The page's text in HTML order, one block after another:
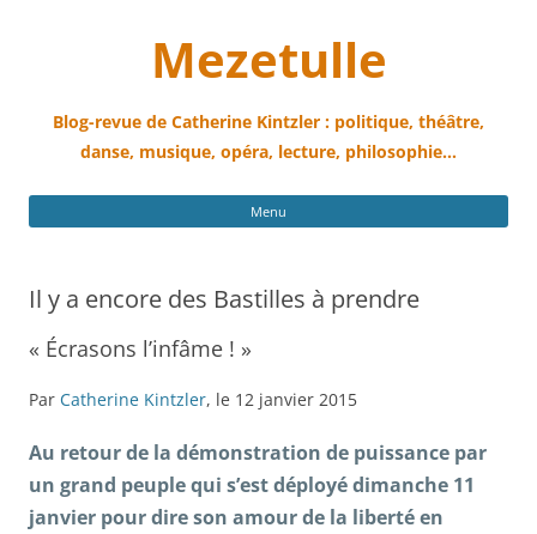
Mezetulle
Blog-revue de Catherine Kintzler : politique, théâtre,
danse, musique, opéra, lecture, philosophie…
Menu
Il y a encore des Bastilles à prendre
« Écrasons l’infâme ! »
Par Catherine Kintzler, le 12 janvier 2015
Au retour de la démonstration de puissance par
un grand peuple qui s’est déployé dimanche 11
janvier pour dire son amour de la liberté en